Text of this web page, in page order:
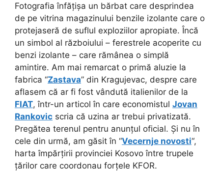
Fotografia înfățișa un bărbat care desprindea
de pe vitrina magazinului benzile izolante care o
protejaseră de suflul exploziilor apropiate. Încă
un simbol al războiului – ferestrele acoperite cu
benzi izolante – care rămânea o simplă
amintire. Am mai remarcat o primă aluzie la
fabrica “Zastava” din Kragujevac, despre care
aflasem că ar fi fost vândută italienilor de la
FIAT, într-un articol în care economistul Jovan
Rankovic scria că uzina ar trebui privatizată.
Pregătea terenul pentru anunțul oficial. Și nu în
cele din urmă, am găsit în “Vecernje novosti“,
harta împărțirii provinciei Kosovo între trupele
țărilor care coordonau forțele KFOR.